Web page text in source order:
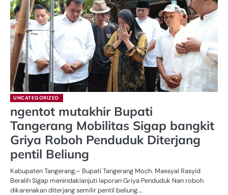
UNCATEGORIZED
ngentot mutakhir Bupati
Tangerang Mobilitas Sigap bangkit
Griya Roboh Penduduk Diterjang
pentil Beliung
Kabupaten Tangerang,– Bupati Tangerang Moch. Maesyal Rasyid
Beralih Sigap menindaklanjuti laporan Griya Penduduk Nan roboh
dikarenakan diterjang semilir pentil beliung.…